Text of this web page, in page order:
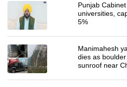
Punjab
universities,
5%
Manimahesh
dies as
sunroof near